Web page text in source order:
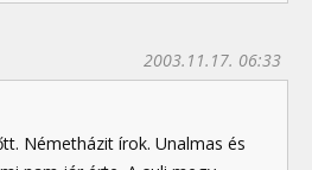
2003.11.17. 06:33
Németházit írok. Unalmas és